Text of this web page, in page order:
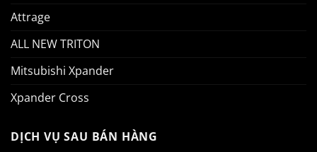
Attrage
ALL NEW TRITON
Mitsubishi Xpander
Xpander Cross
DỊCH VỤ SAU BÁN HÀNG